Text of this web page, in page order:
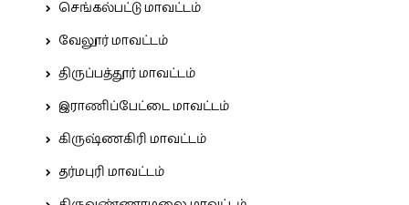
செங்கல்பட்டு மாவட்டம்
வேலூர் மாவட்டம்
திருப்பத்தூர் மாவட்டம்
இராணிப்பேட்டை மாவட்டம்
கிருஷ்ணகிரி மாவட்டம்
தர்மபுரி மாவட்டம்